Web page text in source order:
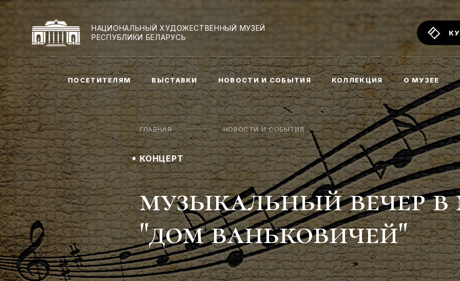
НАЦИОНАЛЬНЫЙ ХУДОЖЕСТВЕННЫЙ МУЗЕЙ
РЕСПУБЛИКИ БЕЛАРУСЬ
ПОСЕТИТЕЛЯМ ВЫСТАВКИ НОВОСТИ И СОБЫТИЯ КОЛЛЕКЦИЯ О МУЗЕЕ
ГЛАВНАЯ НОВОСТИ И СОБЫТИЯ
КОНЦЕРТ
музыкальный вечер в
"дом ваньковичей"